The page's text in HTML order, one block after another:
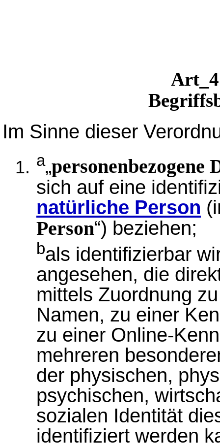
Im Sinne dieser
a„personenbezogene
sich auf eine
natürliche Person
Person“) beziehen;
bals identifizierbar
angesehen, die
mittels Zuordnung
Namen, zu einer
zu einer Online-
mehreren
der physischen,
psychischen,
sozialen Identität
identifiziert werden